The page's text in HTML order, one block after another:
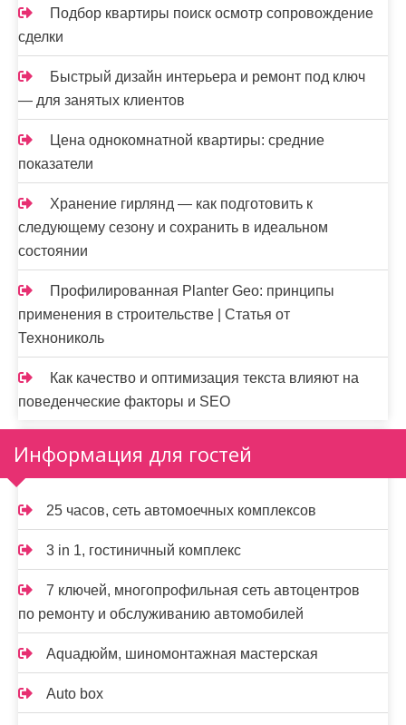
Подбор квартиры поиск осмотр сопровождение
сделки
Быстрый дизайн интерьера и ремонт под ключ
— для занятых клиентов
Цена однокомнатной квартиры: средние
показатели
Хранение гирлянд — как подготовить к
следующему сезону и сохранить в идеальном
состоянии
Профилированная Planter Geo: принципы
применения в строительстве | Статья от
Технониколь
Как качество и оптимизация текста влияют на
поведенческие факторы и SEO
Информация для гостей
25 часов, сеть автомоечных комплексов
3 in 1, гостиничный комплекс
7 ключей, многопрофильная сеть автоцентров
по ремонту и обслуживанию автомобилей
Aquaдюйм, шиномонтажная мастерская
Auto box